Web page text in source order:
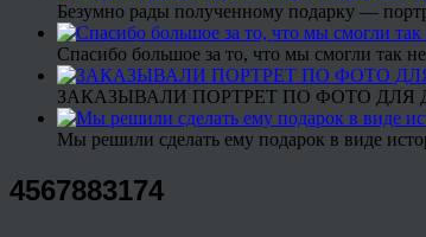
Безумно рады полученному подарку —
Спасибо большое за то, что мы смогли так
ЗАКАЗЫВАЛИ ПОРТРЕТ ПО ФОТО ДЛЯ
Мы решили сделать ему подарок в виде
4567883174